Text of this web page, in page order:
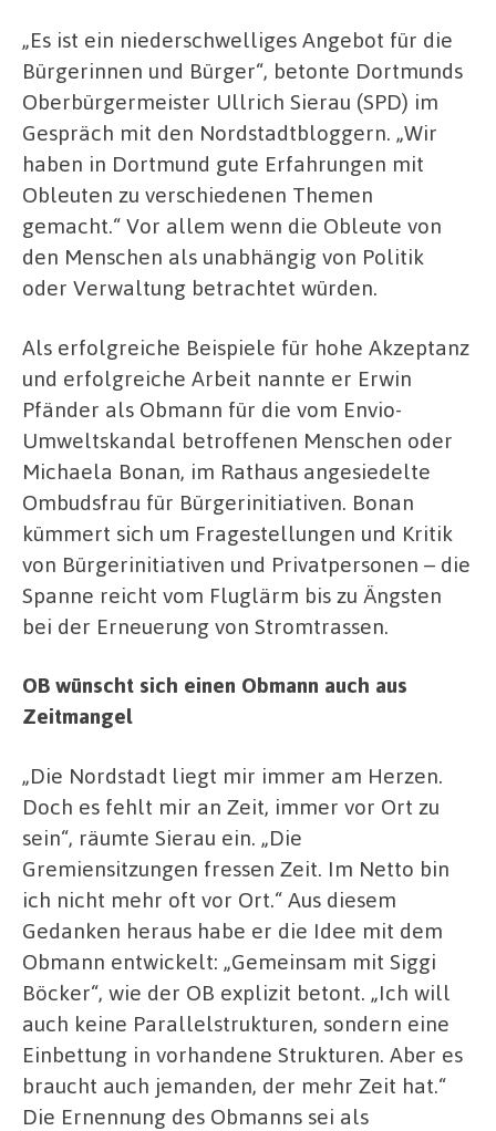
„Es ist ein niederschwelliges Angebot für die
Bürgerinnen und Bürger“, betonte Dortmunds
Oberbürgermeister Ullrich Sierau (SPD) im
Gespräch mit den Nordstadtbloggern. „Wir
haben in Dortmund gute Erfahrungen mit
Obleuten zu verschiedenen Themen
gemacht.“ Vor allem wenn die Obleute von
den Menschen als unabhängig von Politik
oder Verwaltung betrachtet würden.
Als erfolgreiche Beispiele für hohe Akzeptanz
und erfolgreiche Arbeit nannte er Erwin
Pfänder als Obmann für die vom Envio-
Umweltskandal betroffenen Menschen oder
Michaela Bonan, im Rathaus angesiedelte
Ombudsfrau für Bürgerinitiativen. Bonan
kümmert sich um Fragestellungen und Kritik
von Bürgerinitiativen und Privatpersonen – die
Spanne reicht vom Fluglärm bis zu Ängsten
bei der Erneuerung von Stromtrassen.
OB wünscht sich einen Obmann auch aus
Zeitmangel
„Die Nordstadt liegt mir immer am Herzen.
Doch es fehlt mir an Zeit, immer vor Ort zu
sein“, räumte Sierau ein. „Die
Gremiensitzungen fressen Zeit. Im Netto bin
ich nicht mehr oft vor Ort.“ Aus diesem
Gedanken heraus habe er die Idee mit dem
Obmann entwickelt: „Gemeinsam mit Siggi
Böcker“, wie der OB explizit betont. „Ich will
auch keine Parallelstrukturen, sondern eine
Einbettung in vorhandene Strukturen. Aber es
braucht auch jemanden, der mehr Zeit hat.“
Die Ernennung des Obmanns sei als